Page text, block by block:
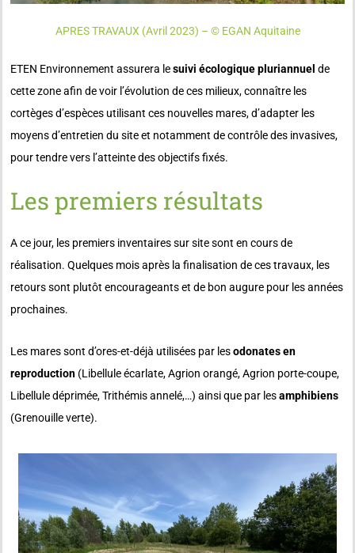
APRES TRAVAUX (Avril 2023) – © EGAN Aquitaine
ETEN Environnement assurera lesuivi écologique pluriannuel de
cette zone afin de voir l’évolution de ces milieux, connaître les
cortèges d’espèces utilisant ces nouvelles mares, d’adapter les
moyens d’entretien du site et notamment de contrôle des invasives,
pour tendre vers l’atteinte des objectifs fixés.
Les premiers résultats
A ce jour, les premiers inventaires sur site sont en cours de
réalisation. Quelques mois après la finalisation de ces travaux, les
retours sont plutôt encourageants et de bon augure pour les années
prochaines.
Les mares sont d’ores-et-déjà utilisées par lesodonates en
reproduction (Libellule écarlate, Agrion orangé, Agrion porte-coupe,
Libellule déprimée, Trithémis annelé,…) ainsi que par lesamphibiens
(Grenouille verte).